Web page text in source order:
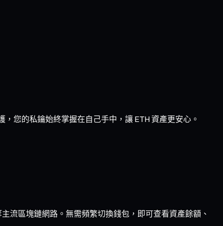
您的私鑰始終掌握在自己手中，讓 ETH 資產更安心。
流區塊鏈網路。無需頻繁切換錢包，即可查看資產餘額、